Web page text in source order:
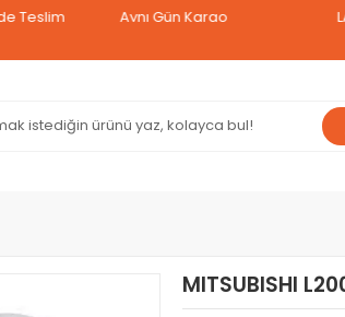
Aynı Gün Kargo LAZER
MITSUBISHI